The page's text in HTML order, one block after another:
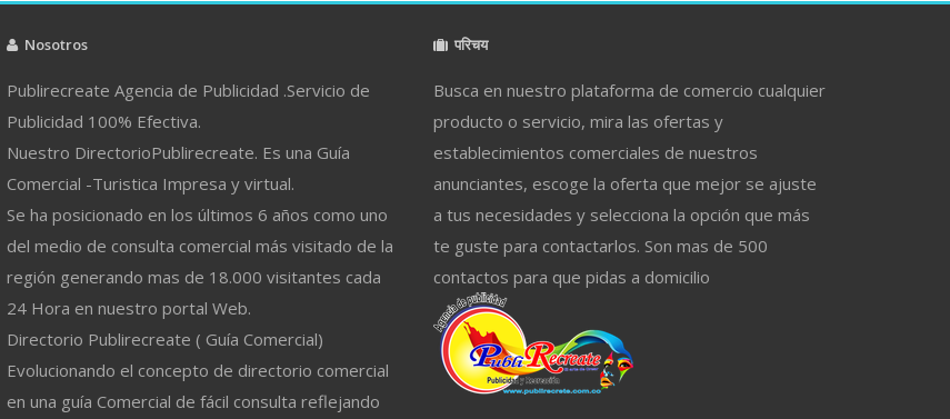
Nosotros
Publirecreate Agencia de Publicidad .Servicio de
Publicidad 100% Efectiva.
Nuestro DirectorioPublirecreate. Es una Guía
Comercial -Turistica Impresa y virtual.
Se ha posicionado en los últimos 6 años como uno
del medio de consulta comercial más visitado de la
región generando mas de 18.000 visitantes cada
24 Hora en nuestro portal Web.
Directorio Publirecreate ( Guía Comercial)
Evolucionando el concepto de directorio comercial
en una guía Comercial de fácil consulta reflejando
परिचय
Busca en nuestro plataforma de comercio cualquier
producto o servicio, mira las ofertas y
establecimientos comerciales de nuestros
anunciantes, escoge la oferta que mejor se ajuste
a tus necesidades y selecciona la opción que más
te guste para contactarlos. Son mas de 500
contactos para que pidas a domicilio